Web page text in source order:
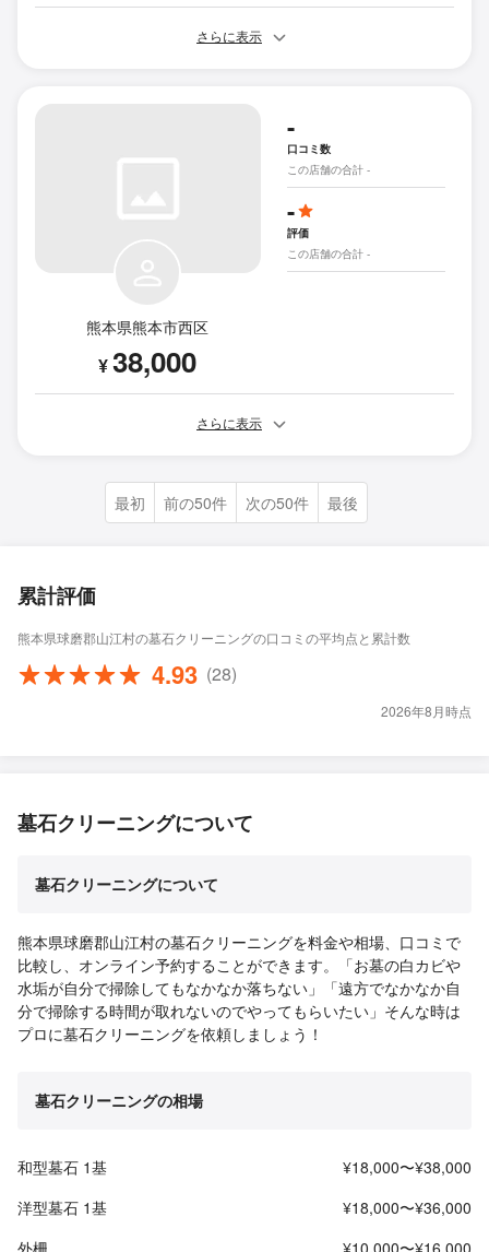
さらに表示
熊本県熊本市西区
¥38,000
-
口コミ数
この店舗の合計 -
-
評価
この店舗の合計 -
さらに表示
最初 前の50件 次の50件 最後
累計評価
熊本県球磨郡山江村の墓石クリーニングの口コミの平均点と累計数
4.93 (28)
2026年8月時点
墓石クリーニングについて
墓石クリーニングについて
熊本県球磨郡山江村の墓石クリーニングを料金や相場、口コミで
比較し、オンライン予約することができます。「お墓の白カビや
水垢が自分で掃除してもなかなか落ちない」「遠方でなかなか自
分で掃除する時間が取れないのでやってもらいたい」そんな時は
プロに墓石クリーニングを依頼しましょう！
墓石クリーニングの相場
和型墓石 1基
¥18,000〜¥38,000
洋型墓石 1基
¥18,000〜¥36,000
外柵
¥10,000〜¥16,000